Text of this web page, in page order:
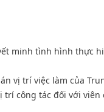
minh tình hình thực
vị trí việc làm của
trí công tác đối với